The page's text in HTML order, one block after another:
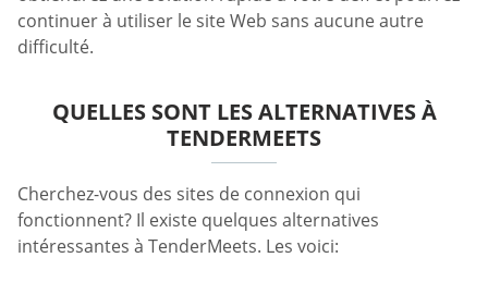
continuer à utiliser le site Web sans aucune autre
difficulté.
QUELLES SONT LES ALTERNATIVES À
TENDERMEETS
Cherchez-vous des sites de connexion qui
fonctionnent? Il existe quelques alternatives
intéressantes à TenderMeets. Les voici: